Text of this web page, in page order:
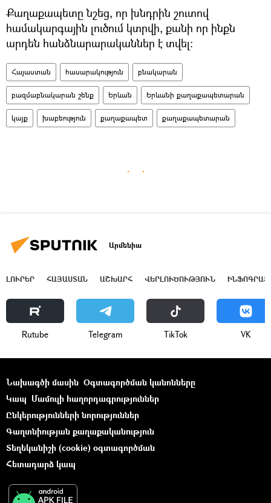
Քաղաքապետը նշեց, որ խնդրին շուտով
համակարգային լուծում կտրվի, քանի որ ինքն
արդեն հանձնարարականներ է տվել։
Հայաստան հասարակություն բնակարան
բազմաբնակարան շենք Երևան Երևանի քաղաքապետարան
կայք խաբեություն քաղաքապետ քաղաքապետարան
Արմենիա
ԼՈՒՐԵՐ ՀԱՅԱՍՏԱՆ ԱՇԽԱՐՀ ՎԵՐԼՈՒԾՈՒԹՅՈՒՆ
Rutube Telegram ТikТоk VK
Նախագծի մասին Օգտագործման կանոնները
Կապ Մամուլի հաղորդագրություններ
Ընկերությունների նորություններ
Գաղտնիության քաղաքականություն
Տեղեկանիշի (cookie) օգտագործման
Հետադարձ կապ